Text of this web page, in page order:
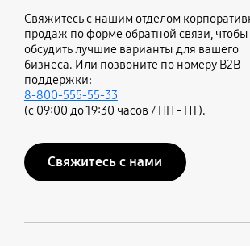
Свяжитесь с нашим отделом
продаж по форме обратной связи, чтобы
обсудить лучшие варианты для вашего
бизнеса. Или позвоните по номеру B2B-
поддержки:
8-800-555-55-33
(с 09:00 до 19:30 часов / ПН - ПТ).
Свяжитесь с нами